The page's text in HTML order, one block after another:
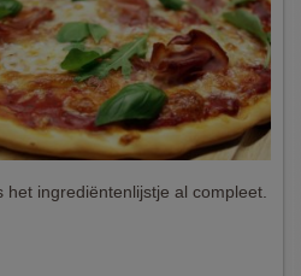
ingrediëntenlijstje al compleet.